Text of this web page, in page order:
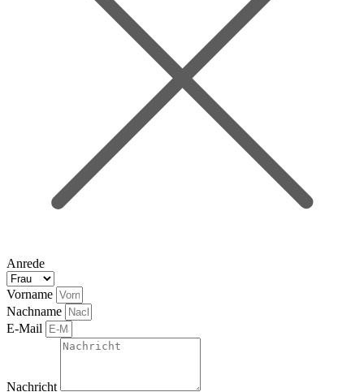
Anrede
Vorname
Nachname
E-Mail
Nachricht